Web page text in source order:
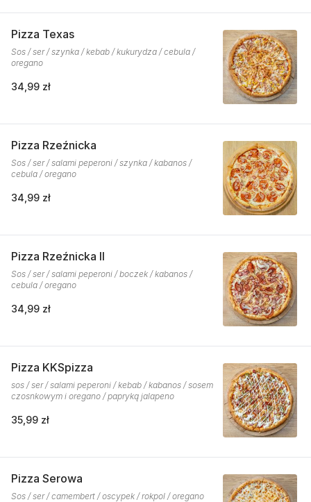
Pizza Texas
Sos / ser / szynka / kebab / kukurydza / cebula /
oregano
34,99 zł
Pizza Rzeźnicka
Sos / ser / salami peperoni / szynka / kabanos /
cebula / oregano
34,99 zł
Pizza Rzeźnicka II
Sos / ser / salami peperoni / boczek / kabanos /
cebula / oregano
34,99 zł
Pizza KKSpizza
sos / ser / salami peperoni / kebab / kabanos / sosem
czosnkowym i oregano / papryką jalapeno
35,99 zł
Pizza Serowa
Sos / ser / camembert / oscypek / rokpol / oregano